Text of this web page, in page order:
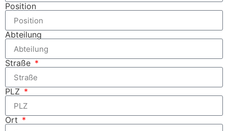
Position
Abteilung
Straße
PLZ
Ort